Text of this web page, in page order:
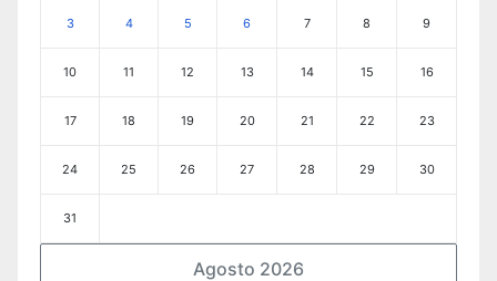
Agosto 2026
3 4 5 6 7 8 9
10 11 12 13 14 15 16
17 18 19 20 21 22 23
24 25 26 27 28 29 30
31